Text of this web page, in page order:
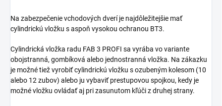
Na zabezpečenie vchodových dverí je najdôležitejšie mať
cylindrickú vložku s aspoň vysokou ochranou BT3.
Cylindrická vložka radu FAB 3 PROFI sa vyrába vo variante
obojstranná, gombíková alebo jednostranná vložka. Na zákazku
je možné tiež vyrobiť cylindrickú vložku s ozubeným kolesom (10
alebo 12 zubov) alebo ju vybaviť prestupovou spojkou, kedy je
možné vložku ovládať aj pri zasunutom kľúči z druhej strany.